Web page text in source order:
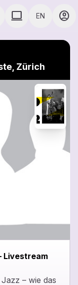
COMPUTER USE
computer EN account_circle
close
Zürich
Livestream
– wie das